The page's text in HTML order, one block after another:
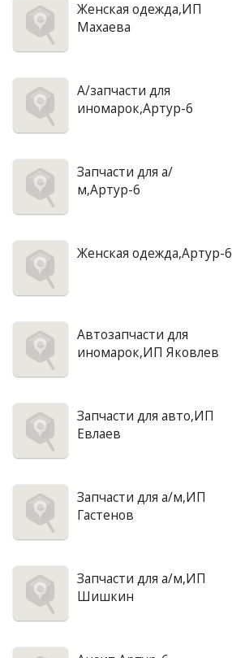
Женская одежда,ИП
Махаева
А/запчасти для
иномарок,Артур-6
Запчасти для а/
м,Артур-6
Женская одежда,Артур-6
Автозапчасти для
иномарок,ИП Яковлев
Запчасти для авто,ИП
Евлаев
Запчасти для а/м,ИП
Гастенов
Запчасти для а/м,ИП
Шишкин